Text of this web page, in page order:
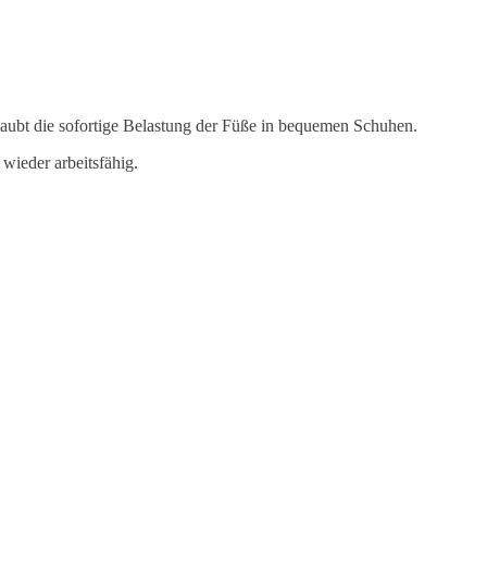
die sofortige Belastung der Füße in bequemen Schuhen.
arbeitsfähig.